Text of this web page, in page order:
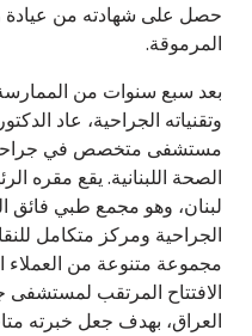
حصل على شهادته من عيادة
المرموقة.
بعد سبع سنوات من
وتقنياته الجراحية، عاد
مستشفى متخصص في جراحة
الصحة اللبنانية. يقع مقره
لبنان، وهو مجمع طبي فائق
الجراحية ومركز متكامل
مجموعة متنوعة من العملاء
الافتتاح المرتقب لمستشفى
العراق، بهدف جعل خبرته